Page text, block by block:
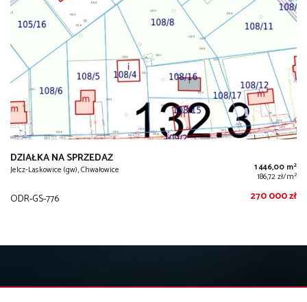
DZIAŁKA NA SPRZEDAŻ
Jelcz-Laskowice (gw), Chwałowice 1 446,00 m2
186,72 zł/m2
ODR-GS-776 270 000 zł
KONTAKT DO AGENTA - RENATA NOWAK